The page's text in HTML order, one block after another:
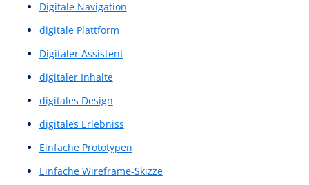
Conversion-Kennzahl
Conversion-Optimierung
Conversion-Trigger
Customer Journey
Customer-Journey